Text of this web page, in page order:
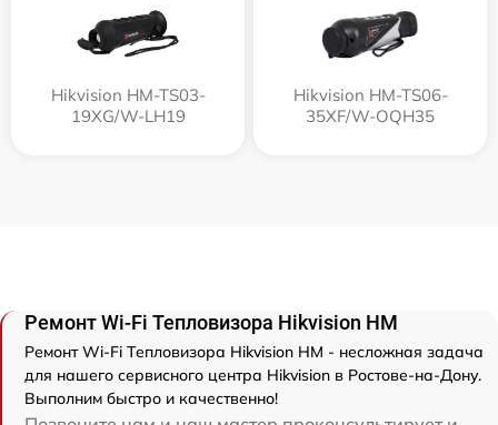
Hikvision HM-TS03-
19XG/W-LH19
Hikvision HM-TS06-
35XF/W-OQH35
Ремонт Wi-Fi Тепловизора Hikvision HM
Ремонт Wi-Fi Тепловизора Hikvision HM - несложная задача
для нашего сервисного центра Hikvision в Ростове-на-Дону.
Выполним быстро и качественно!